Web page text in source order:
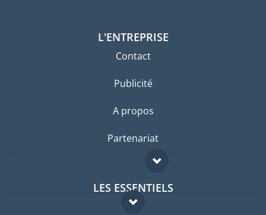
L'ENTREPRISE
Contact
Publicité
A propos
Partenariat
LES ESSENTIELS
Forum expatriés